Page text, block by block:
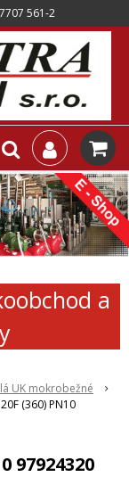
561-2
a
UK mokrobežné
(360) PN10
97924320